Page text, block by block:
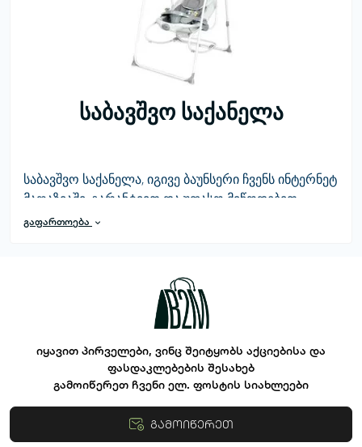
საბავშვო საქანელა
საბავშვო საქანელა, იგივე ბაუნსერი ჩვენს ინტერნეტ
მაღაზიაში, გარანტიით და უფასო მიწოდებით
მთელი საქართველოს მასშტაბით.
გაფართოება
იყავით პირველები, ვინც შეიტყობს აქციებისა და
ფასდაკლებების შესახებ
გამოიწერეთ ჩვენი ელ. ფოსტის სიახლეები
გამოიწერეთ
წესები და პირობები